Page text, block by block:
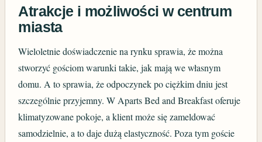
Atrakcje i możliwości w centrum
miasta
Wieloletnie doświadczenie na rynku sprawia, że można
stworzyć gościom warunki takie, jak mają we własnym
domu. A to sprawia, że odpoczynek po ciężkim dniu jest
szczególnie przyjemny. W Aparts Bed and Breakfast oferuje
klimatyzowane pokoje, a klient może się zameldować
samodzielnie, a to daje dużą elastyczność. Poza tym goście